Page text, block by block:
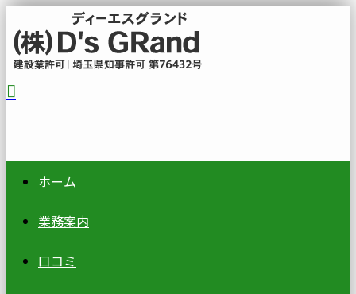
ホーム
業務案内
口コミ